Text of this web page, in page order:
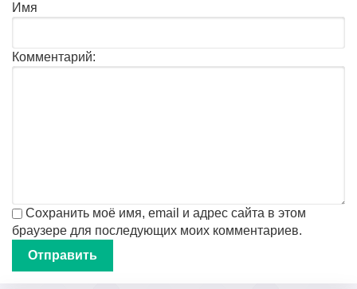
Имя
Комментарий:
Сохранить моё имя, email и адрес сайта в этом
браузере для последующих моих комментариев.